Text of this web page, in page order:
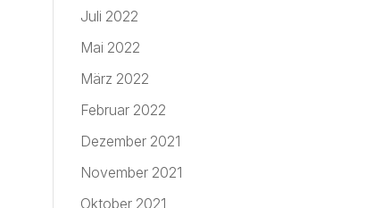
Juli 2022
Mai 2022
März 2022
Februar 2022
Dezember 2021
November 2021
Oktober 2021